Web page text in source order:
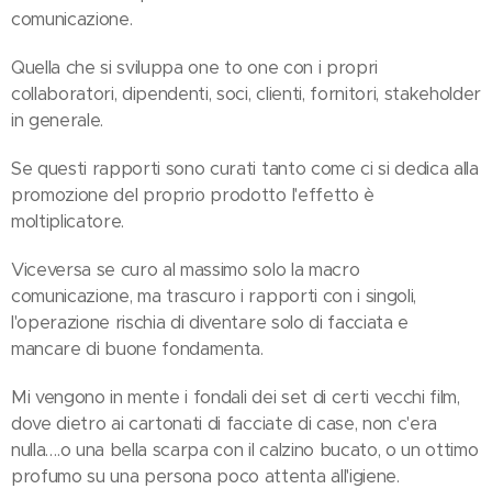
comunicazione.
Quella che si sviluppa one to one con i propri
collaboratori, dipendenti, soci, clienti, fornitori, stakeholder
in generale.
Se questi rapporti sono curati tanto come ci si dedica alla
promozione del proprio prodotto l'effetto è
moltiplicatore.
Viceversa se curo al massimo solo la macro
comunicazione, ma trascuro i rapporti con i singoli,
l'operazione rischia di diventare solo di facciata e
mancare di buone fondamenta.
Mi vengono in mente i fondali dei set di certi vecchi film,
dove dietro ai cartonati di facciate di case, non c'era
nulla….o una bella scarpa con il calzino bucato, o un ottimo
profumo su una persona poco attenta all'igiene.